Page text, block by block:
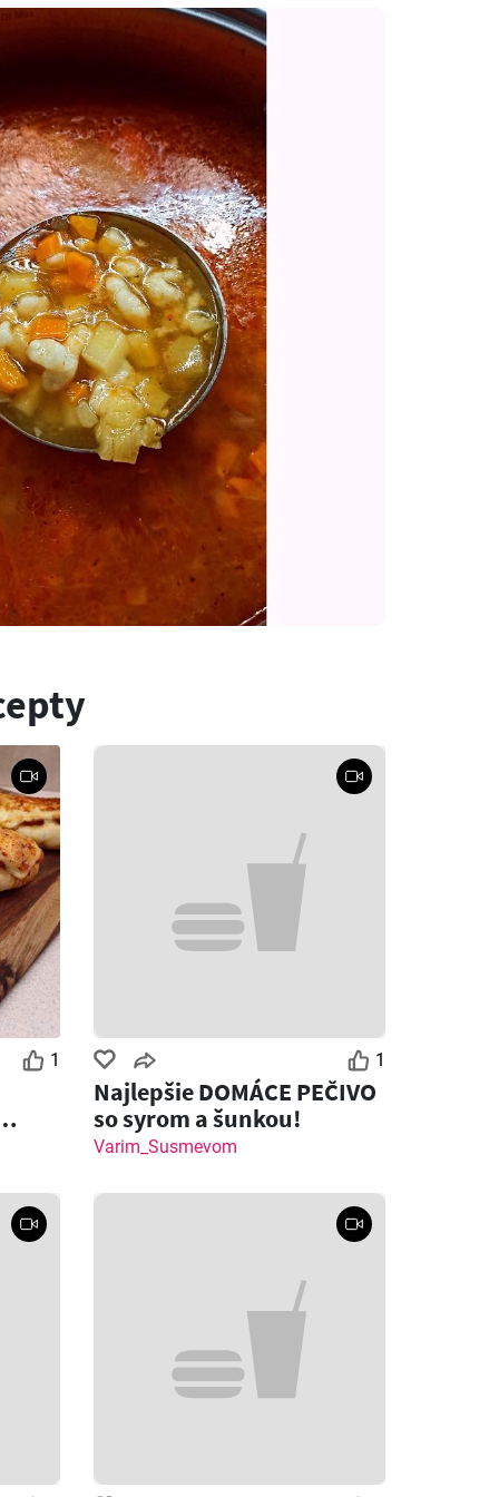
1 1
Najlepšie DOMÁCE PEČIVO
so syrom a šunkou!
Varim_Susmevom